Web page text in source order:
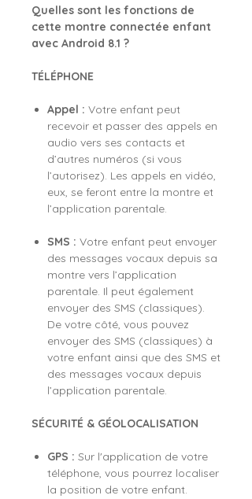
Quelles sont les fonctions de
cette montre connectée enfant
avec Android 8.1 ?
TÉLÉPHONE
Appel : Votre enfant peut
recevoir et passer des appels en
audio vers ses contacts et
d’autres numéros (si vous
l’autorisez). Les appels en vidéo,
eux, se feront entre la montre et
l’application parentale.
SMS : Votre enfant peut envoyer
des messages vocaux depuis sa
montre vers l’application
parentale. Il peut également
envoyer des SMS (classiques).
De votre côté, vous pouvez
envoyer des SMS (classiques) à
votre enfant ainsi que des SMS et
des messages vocaux depuis
l’application parentale.
SÉCURITÉ & GÉOLOCALISATION
GPS : Sur l'application de votre
téléphone, vous pourrez localiser
la position de votre enfant.